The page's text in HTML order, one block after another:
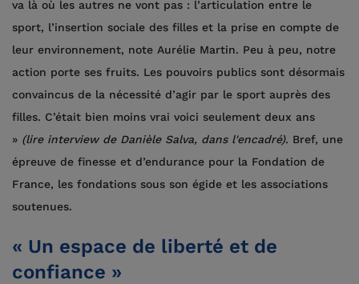
va là où les autres ne vont pas : l’articulation entre le
sport, l’insertion sociale des filles et la prise en compte de
leur environnement, note Aurélie Martin. Peu à peu, notre
action porte ses fruits. Les pouvoirs publics sont désormais
convaincus de la nécessité d’agir par le sport auprès des
filles. C’était bien moins vrai voici seulement deux ans
» (lire interview de Danièle Salva, dans l'encadré). Bref, une
épreuve de finesse et d’endurance pour la Fondation de
France, les fondations sous son égide et les associations
soutenues.
« Un espace de liberté et de
confiance »